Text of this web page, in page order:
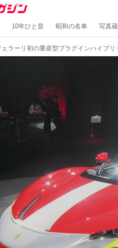
10年ひと昔 昭和の名車 写真蔵